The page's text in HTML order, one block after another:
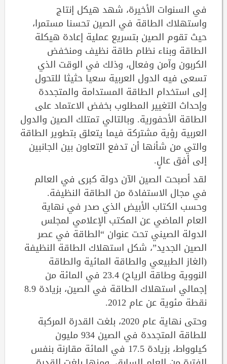
في السنوات الأخيرة، شهد هيكل إنتاج
واستهلاك الطاقة في الصين تحسنا مستمرا،
حيث تقوم الصين بتسريع عملية إعادة هيكلة
الطاقة وبناء نظام طاقة نظيف ومنخفض
الكربون وآمن وفعال، وذلك في الوقت الذي
تسعى فيه الدول العربية سعيا حثيثا للتحول
إلى استخدام الطاقة المستدامة والمتجددة
وإحداث التغيير المطلوب بخفض الاعتماد على
الطاقة الأحفورية. وبالتالي تمتلك الصين والدول
العربية رؤية مشتركة فيما يتعلق بتطوير الطاقة
والتي من شأنها أن تدفع التعاون بين الجانبين
إلى أفق عالٍ.
لقد أصبحت الصين الآن دولة كبرى في العالم
في مجال الاستفادة من الطاقة النظيفة.
وحسب الكتاب الأبيض الذي صدر في نهاية
العام الماضي عن المكتب الإعلامي لمجلس
الدولة الصيني تحت عنوان “الطاقة في عصر
الصين الجديد”، شكل استهلاك الطاقة النظيفة
(الغاز الطبيعي والطاقة المائية والطاقة
النووية وطاقة الرياح) 23.4 في المائة من
إجمالي استهلاك الطاقة في الصين، بزيادة 8.9
نقطة مئوية عن عام 2012.
وحتى نهاية عام 2020، بلغت القدرة المركبة
للطاقة المتجددة في الصين 934 مليون
كيلوواط، بزيادة 17.5 في المائة مقارنة بنفس